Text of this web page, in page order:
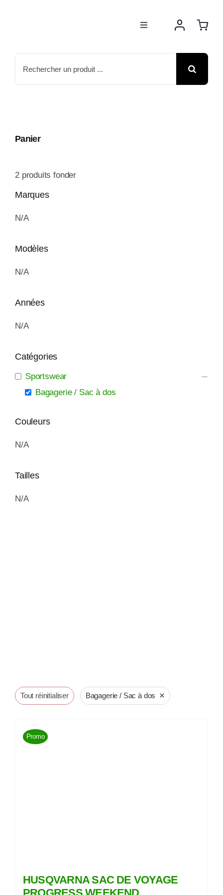
Toggle
BOUTIQUE
NOS MARQUES
Tout réinitialiser Bagagerie / Sac à dos ×
Promo
HUSQVARNA SAC DE VOYAGE
Panier
2produits fonder
Marques
N/A
Modèles
N/A
Années
N/A
Catégories
Sportswear
Bagagerie / Sac à dos
Couleurs
N/A
Tailles
N/A